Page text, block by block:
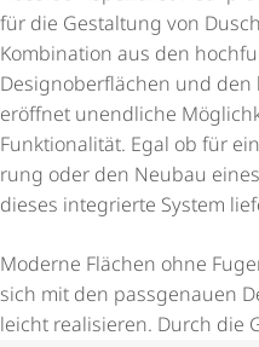
für die Gestaltung von
Kombination aus den
Designoberflächen und den
eröffnet unendliche
Funktionalität. Egal ob für
rung oder den Neubau
dieses integrierte System
Moderne Flächen ohne
sich mit den passgenauen
leicht realisieren. Durch die